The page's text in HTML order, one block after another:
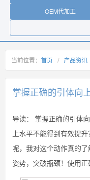
OEM代加工
当前位置： 首页 / 产品资讯
掌握正确的引体向
导读：
掌握正确的引体
上水平不能得到有效提
呢，我对这个动作真的
姿势，突破瓶颈！使用